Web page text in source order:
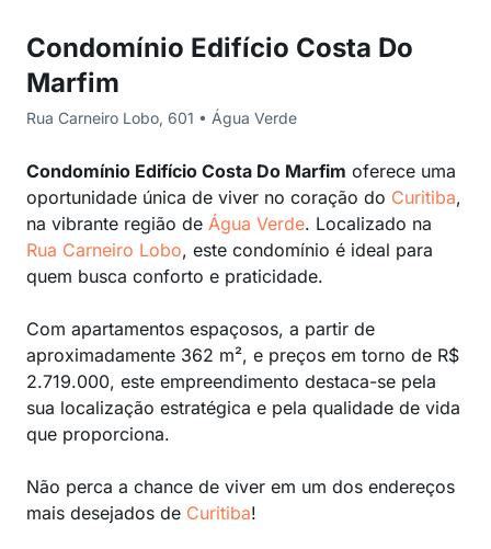
Condomínio Edifício Costa Do
Marfim
Rua Carneiro Lobo, 601 • Água Verde
Condomínio Edifício Costa Do Marfim oferece uma
oportunidade única de viver no coração do Curitiba,
na vibrante região de Água Verde. Localizado na
Rua Carneiro Lobo, este condomínio é ideal para
quem busca conforto e praticidade.
Com apartamentos espaçosos, a partir de
aproximadamente 362 m², e preços em torno de R$
2.719.000, este empreendimento destaca-se pela
sua localização estratégica e pela qualidade de vida
que proporciona.
Não perca a chance de viver em um dos endereços
mais desejados de Curitiba!